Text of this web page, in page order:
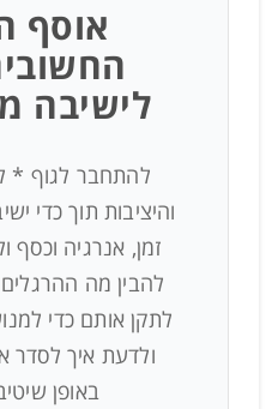
אוסף
לישיבה
להתחבר לגוף *
והיציבות תוך כדי
זמן, אנרגיה וכסף
להבין מה
לתקן אותם כדי
ולדעת איך
באופן